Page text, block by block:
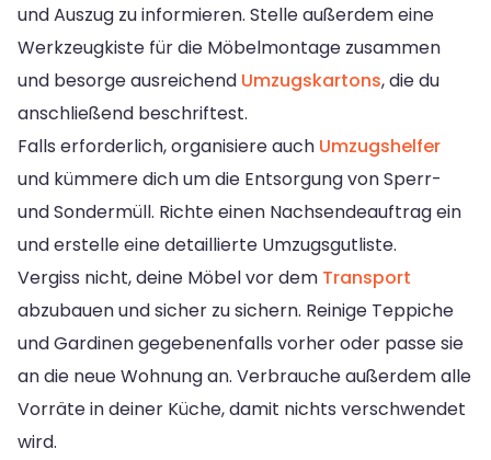
und Auszug zu informieren. Stelle außerdem eine
Werkzeugkiste für die Möbelmontage zusammen
und besorge ausreichend Umzugskartons, die du
anschließend beschriftest.
Falls erforderlich, organisiere auch Umzugshelfer
und kümmere dich um die Entsorgung von Sperr-
und Sondermüll. Richte einen Nachsendeauftrag ein
und erstelle eine detaillierte Umzugsgutliste.
Vergiss nicht, deine Möbel vor dem Transport
abzubauen und sicher zu sichern. Reinige Teppiche
und Gardinen gegebenenfalls vorher oder passe sie
an die neue Wohnung an. Verbrauche außerdem alle
Vorräte in deiner Küche, damit nichts verschwendet
wird.